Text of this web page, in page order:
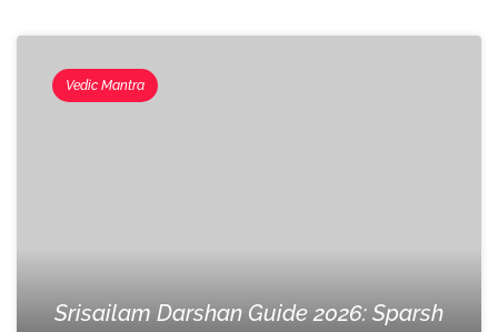
Vedic Mantra
Srisailam Darshan Guide 2026: Sparsh